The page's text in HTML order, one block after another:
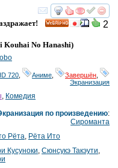
смотреть
2
Kouhai No Hanashi)
720 Аниме Завершён
Экранизация
, Комедия
по произведению:
Сироманта
Рёта, Рёта Ито
Кусуноки, Сюнсукэ Такэути,